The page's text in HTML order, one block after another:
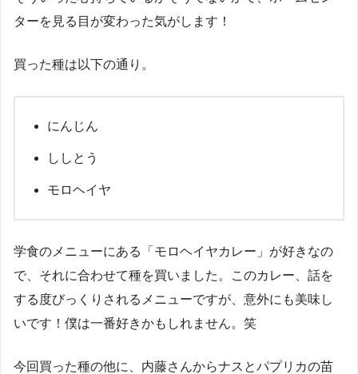
ターを見る目が変わった気がします！
買った種は以下の通り。
にんじん
ししとう
モロヘイヤ
学食のメニューにある「モロヘイヤカレー」が好きなの
で、それに合わせて種を買いました。このカレー、話を
する度びっくりされるメニューですが、意外にも美味し
いです！僕は一番好きかもしれません。笑
今回買った種の他に、内藤さんからナスとパプリカの苗